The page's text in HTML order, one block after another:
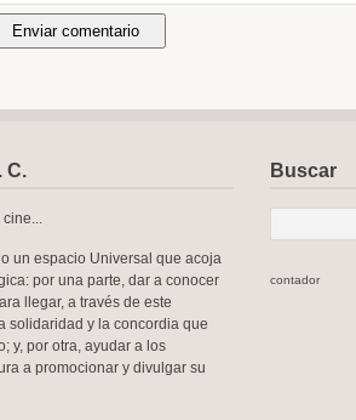
C.
cine...
un espacio Universal que acoja
por una parte, dar a conocer
llegar, a través de este
solidaridad y la concordia que
y, por otra, ayudar a los
a promocionar y divulgar su
Buscar
contador